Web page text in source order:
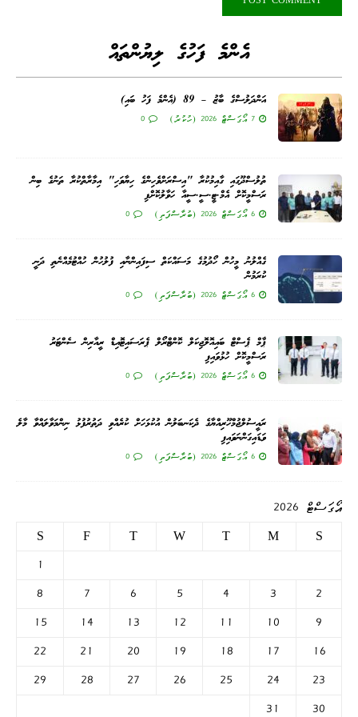
އެންމެ ފަހުގެ ލިޔުންތައް
އަންދަލުސްގެ ބާޒު – 89 (އެންމެ ފަހު ބައި)
7 އޯގަސްޓް 2026 (ހުކުރު) 0
ތުލުސްދޫގައި ގާއިމުކުރާ "އިސްރަށްވެހިންގެ ހިޔާވަހި" އިމާރާތްކުރާ ތަނުގެ ބިން
ރަސްމީކޮށް އެމް.ޓީ.ސީ.ސީއާ ހަވާލުކޮށްފި
6 އޯގަސްޓް 2026 (ބުރާސްފަތި) 0
ގެއްލުނު މީހުން ހޯދުމުގެ މަސައްކަތް ސިފައިންނާއި ފުލުހުން ހުއްޓުމެއްނެތި ދަނީ
ކުރަމުން
6 އޯގަސްޓް 2026 (ބުރާސްފަތި) 0
ޕާމް ޕެސްޓް ބައިއޮލޮޖިކަލް ކޮންޓްރޯލް ޕެރަސައިޓޮއިޑް ރީއާރިން ސެންޓަރު
ރަސްމީކޮށް ހުޅުވައިފި
6 އޯގަސްޓް 2026 (ބުރާސްފަތި) 0
ރައީސުލްޖުމްހޫރިއްޔާގެ ދެކަނބަލުން އުކުޅަހަށް ކުރެއްވި ދަތުރުފުޅު ނިންމަވާލައްވާ މާލެ
ވަޑައިގަންނަވައިފި
6 އޯގަސްޓް 2026 (ބުރާސްފަތި) 0
އޯގަސްޓް 2026
S
M
T
W
T
F
S
1
2
3
4
5
6
7
8
9
10
11
12
13
14
15
16
17
18
19
20
21
22
23
24
25
26
27
28
29
30
31